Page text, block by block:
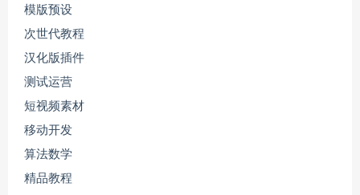
模版预设
次世代教程
汉化版插件
测试运营
短视频素材
移动开发
算法数学
精品教程